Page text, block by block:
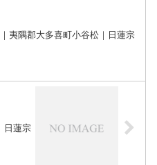
夷隅郡大多喜町小谷松｜日蓮宗
日蓮宗